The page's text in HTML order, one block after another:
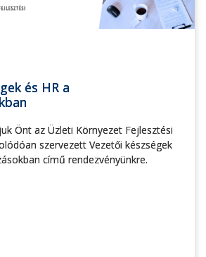
és HR a
Önt az Üzleti Környezet Fejlesztési
szervezett Vezetői készségek
című rendezvényünkre.